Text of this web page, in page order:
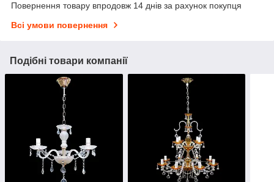
Повернення товару впродовж 14 днів за рахунок покупця
Всі умови повернення
Подібні товари компанії